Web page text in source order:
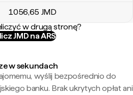
1056,65 JMD
w drugą stronę?
JMD na ARS
w sekundach
wyślij bezpośrednio do
banku. Brak ukrytych opłat ani